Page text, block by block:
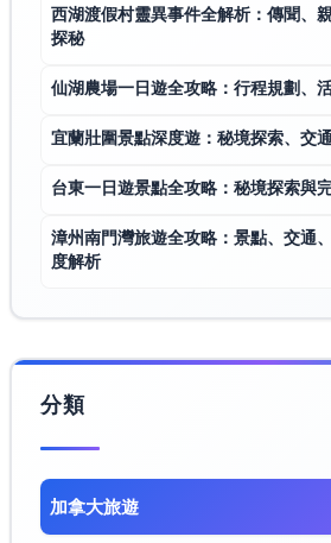
西湖渡假村靈異事件全解析：傳聞、
探秘
仙湖農場一日遊全攻略：行程規劃、
宜蘭壯圍景點深度遊：秘境探索、交
台東一日遊景點全攻略：秘境探索與
漳州南門灣旅遊全攻略：景點、交通
度解析
分類
加拿大旅遊​